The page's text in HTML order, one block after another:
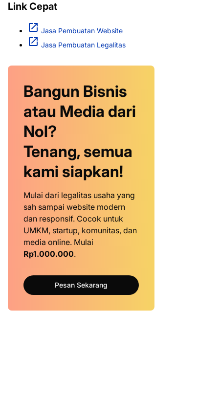
Link Cepat
Jasa Pembuatan Website
Jasa Pembuatan Legalitas
Bangun Bisnis
atau Media dari
Nol?
Tenang, semua
kami siapkan!
Mulai dari legalitas usaha yang
sah sampai website modern
dan responsif. Cocok untuk
UMKM, startup, komunitas, dan
media online. Mulai
Rp1.000.000.
Pesan Sekarang